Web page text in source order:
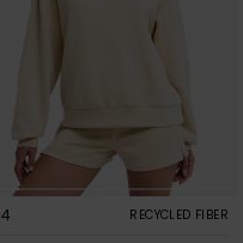
4 RECYCLED FIBER